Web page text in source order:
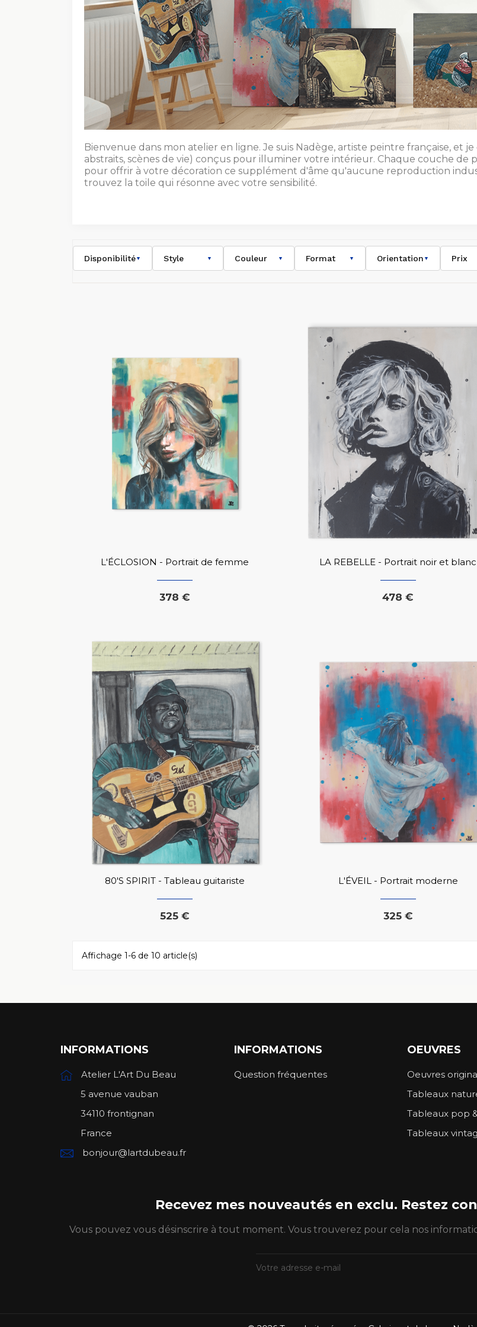
Bienvenue dans mon atelier en ligne. Je suis Nadège, artiste peintre française, et
abstraits, scènes de vie) conçus pour illuminer votre intérieur. Chaque couche
pour offrir à votre décoration ce supplément d'âme qu'aucune reproduction
trouvez la toile qui résonne avec votre sensibilité.
Disponibilité Style Couleur Format Orientation Prix
L'ÉCLOSION - Portrait de femme
378 €
LA REBELLE - Portrait noir et blanc
478 €
80'S SPIRIT - Tableau guitariste
525 €
L'ÉVEIL - Portrait moderne
325 €
Affichage 1-6 de 10 article(s)
INFORMATIONS
Atelier L'Art Du Beau
5 avenue vauban
34110 frontignan
France
bonjour@lartdubeau.fr
INFORMATIONS
Question fréquentes
OEUVRES
Oeuvres
Tableaux
Tableaux pop
Tableaux
Recevez mes nouveautés en exclu. Restez
Vous pouvez vous désinscrire à tout moment. Vous trouverez pour cela nos